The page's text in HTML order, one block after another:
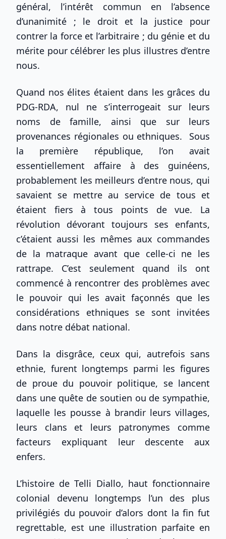
général, l’intérêt commun en l’absence
d’unanimité ; le droit et la justice pour
contrer la force et l’arbitraire ; du génie et du
mérite pour célébrer les plus illustres d’entre
nous.
Quand nos élites étaient dans les grâces du
PDG-RDA, nul ne s’interrogeait sur leurs
noms de famille, ainsi que sur leurs
provenances régionales ou ethniques. Sous
la première république, l’on avait
essentiellement affaire à des guinéens,
probablement les meilleurs d’entre nous, qui
savaient se mettre au service de tous et
étaient fiers à tous points de vue. La
révolution dévorant toujours ses enfants,
c’étaient aussi les mêmes aux commandes
de la matraque avant que celle-ci ne les
rattrape. C’est seulement quand ils ont
commencé à rencontrer des problèmes avec
le pouvoir qui les avait façonnés que les
considérations ethniques se sont invitées
dans notre débat national.
Dans la disgrâce, ceux qui, autrefois sans
ethnie, furent longtemps parmi les figures
de proue du pouvoir politique, se lancent
dans une quête de soutien ou de sympathie,
laquelle les pousse à brandir leurs villages,
leurs clans et leurs patronymes comme
facteurs expliquant leur descente aux
enfers.
L’histoire de Telli Diallo, haut fonctionnaire
colonial devenu longtemps l’un des plus
privilégiés du pouvoir d’alors dont la fin fut
regrettable, est une illustration parfaite en